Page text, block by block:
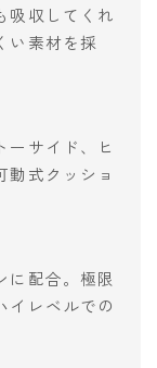
吸収してくれ
い素材を採
ーサイド、ヒ
式クッショ
に配合。極限
イレベルでの